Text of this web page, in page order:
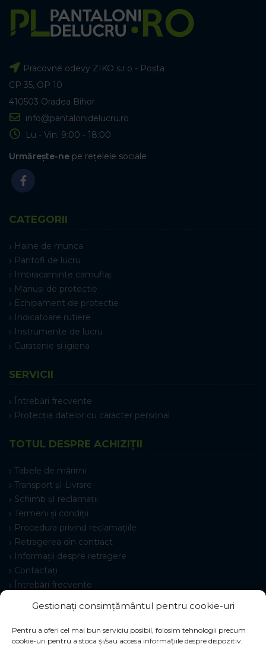
Gestionați consimțământul pentru cookie-uri
Pentru a oferi cel mai bun serviciu posibil, folosim tehnologii precum
cookie-uri pentru a stoca și/sau accesa informațiile despre dispozitiv.
Pracovné odevy ZIKO s.r.o - Poșta
CP 35, OP 10
410503 Oradea Bihor
info@pantalonidelucru.ro
Lu - Vin: 9:00 - 18:00
Urmărește-ne pe rețelele sociale
CATEGORII
Haine de munca
Pantofi de lucru
Imbracaminte camuflaj
Manusi de protectie
Echipament de protectie
Indicatoare rutiere
Instrumente de lucru
Curatenie si igiena
SERVICII
Întrebări frecvente
Protecția datelor cu caracter personal
TOTUL DESPRE ACHIZIȚII
Tabele de mărimi
Transport șI Livrare
Schimb șI reclamații
Termeni și condiții
Procedura privind reclamațiile
Retragerea din contract
Informații despre retragere
Contactați
Întrebări frecvente